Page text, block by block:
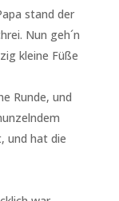
stand der
Nun geh´n
kleine Füße
Runde, und
und hat die